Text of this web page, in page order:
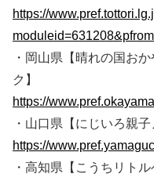
https://
・岡山県【晴れの国お
ク】
https://
・山口県【にじいろ親子
https://
・高知県【こうちリト